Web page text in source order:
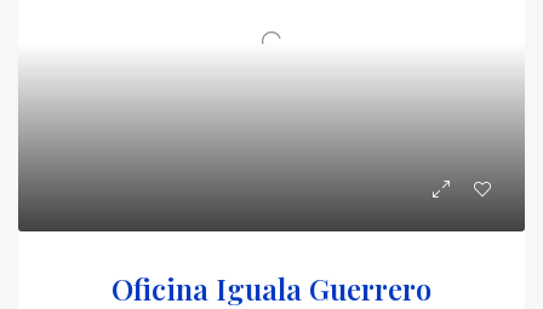
Oficina Iguala Guerrero